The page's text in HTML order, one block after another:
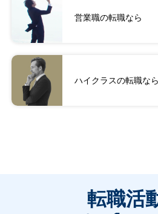
営業職の転職なら
ハイクラスの転職なら
転職活